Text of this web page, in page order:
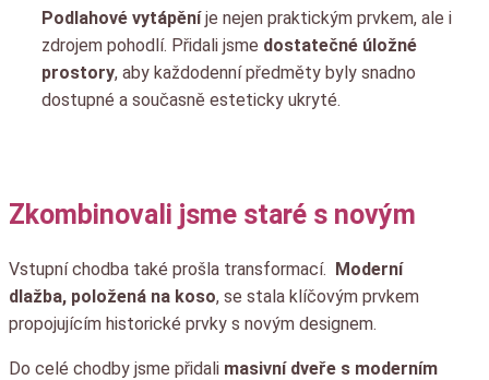
Podlahové vytápěníje nejen praktickým prvkem, ale i
zdrojem pohodlí. Přidali jsme dostatečné úložné
prostory, aby každodenní předměty byly snadno
dostupné a současně esteticky ukryté.
Zkombinovali jsme staré s novým
Vstupní chodba také prošla transformací. Moderní
dlažba, položená na koso, se stala klíčovým prvkem
propojujícím historické prvky s novým designem.
Do celé chodby jsme přidali masivní dveře s moderním